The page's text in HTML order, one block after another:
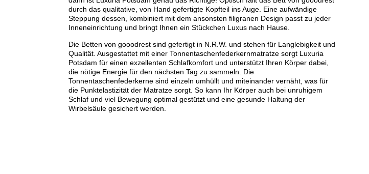
durch das qualitative, von Hand gefertigte Kopfteil ins Auge. Eine aufwändige
Steppung dessen, kombiniert mit dem ansonsten filigranen Design passt zu jeder
Inneneinrichtung und bringt Ihnen ein Stückchen Luxus nach Hause.
Die Betten von gooodrest sind gefertigt in N.R.W. und stehen für Langlebigkeit und
Qualität. Ausgestattet mit einer Tonnentaschenfederkernmatratze sorgt Luxuria
Potsdam für einen exzellenten Schlafkomfort und unterstützt Ihren Körper dabei,
die nötige Energie für den nächsten Tag zu sammeln. Die
Tonnentaschenfederkerne sind einzeln umhüllt und miteinander vernäht, was für
die Punktelastizität der Matratze sorgt. So kann Ihr Körper auch bei unruhigem
Schlaf und viel Bewegung optimal gestützt und eine gesunde Haltung der
Wirbelsäule gesichert werden.